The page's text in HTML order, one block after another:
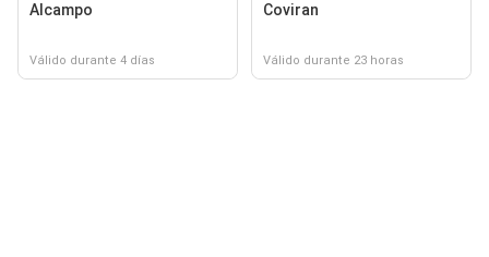
Alcampo
Válido durante 4 días
Coviran
Válido durante 23 horas